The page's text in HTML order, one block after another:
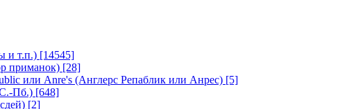
и т.п.) [14545]
приманок) [28]
или Anre's (Англерс Репаблик или Анрес) [5]
Пб.) [648]
[2]